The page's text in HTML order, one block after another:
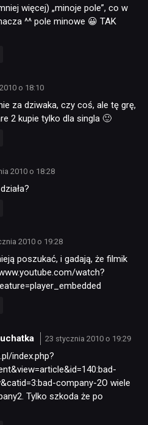
więcej) „minoje pole”, co w
^^ pole minowe 😀 TAK
o 18:10
za dziwaka, czy coś, ale tę grę,
2 kupie tylko dla singla 🙂
2010 o 18:28
2010 o 19:28
poszukać, i gadają, że filmik
watch?
23 stycznia 2010 o 19:29
index.php?
company-2O wiele
Tylko szkoda że po